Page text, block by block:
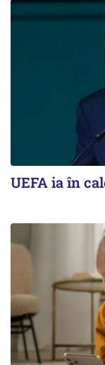
UEFA ia în